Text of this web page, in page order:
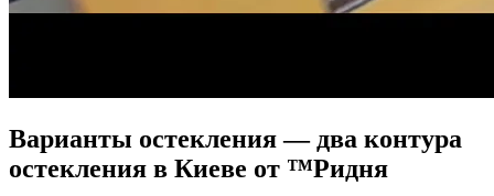
Варианты остекления — два контура
остекления в Киеве от ™Ридня